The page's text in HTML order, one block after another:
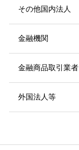
その他国内法人
金融機関
金融商品取引業者
外国法人等